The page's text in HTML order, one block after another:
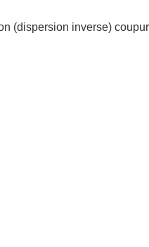
(dispersion inverse)